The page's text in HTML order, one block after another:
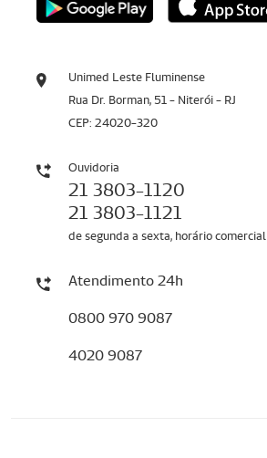
Unimed Leste Fluminense
Rua Dr. Borman, 51 - Niterói - RJ
CEP: 24020-320
Ouvidoria
21 3803-1120
21 3803-1121
de segunda a sexta, horário comercial
Atendimento 24h
0800 970 9087
4020 9087